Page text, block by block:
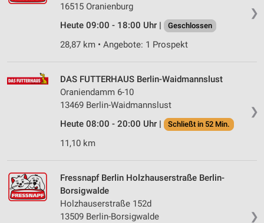
❯
16515 Oranienburg
Heute 09:00 - 18:00 Uhr |
Geschlossen
28,87 km • Angebote: 1 Prospekt
❯
DAS FUTTERHAUS Berlin-Waidmannslust
Oraniendamm 6-10
13469 Berlin-Waidmannslust
Heute 08:00 - 20:00 Uhr |
Schließt in 52 Min.
11,10 km
❯
Fressnapf Berlin Holzhauserstraße Berlin-
Borsigwalde
Holzhauserstraße 152d
13509 Berlin-Borsigwalde